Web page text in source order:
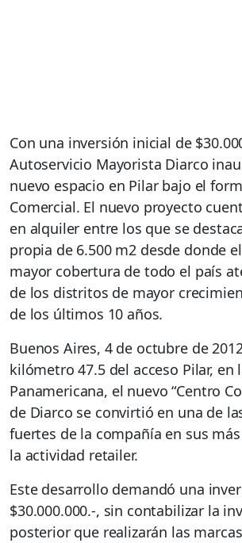
Con una inversión inicial de
Autoservicio Mayorista Diarco
nuevo espacio en Pilar bajo el
Comercial. El nuevo proyecto
en alquiler entre los que se
propia de 6.500 m2 desde donde
mayor cobertura de todo el país
de los distritos de mayor
de los últimos 10 años.
Buenos Aires, 4 de octubre de
kilómetro 47.5 del acceso Pilar, en
Panamericana, el nuevo “Centro
de Diarco se convirtió en una de
fuertes de la compañía en sus
la actividad retailer.
Este desarrollo demandó una
$30.000.000.-, sin contabilizar la
posterior que realizarán las